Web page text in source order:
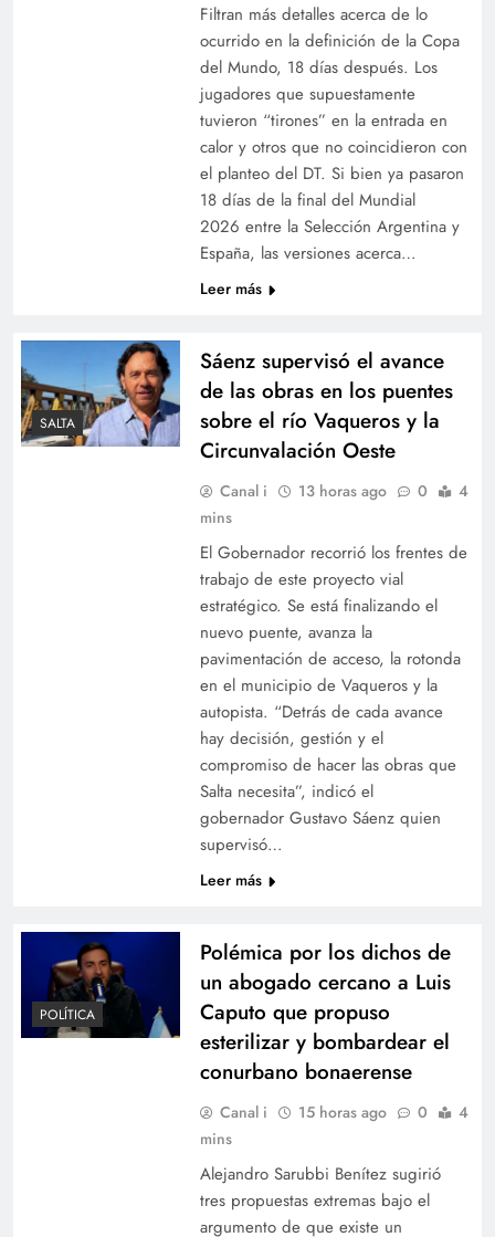
Polémica por los dichos de un abogado
cercano a Luis Caputo que propuso esterilizar y
El papa León XIV no visitará Salta durante su
viaje a la Argentina
Filtran más detalles acerca de lo
ocurrido en la definición de la Copa
del Mundo, 18 días después. Los
jugadores que supuestamente
tuvieron “tirones” en la entrada en
calor y otros que no coincidieron con
el planteo del DT. Si bien ya pasaron
18 días de la final del Mundial
2026 entre la Selección Argentina y
España, las versiones acerca…
Leer más
SALTA
Sáenz supervisó el avance
de las obras en los puentes
sobre el río Vaqueros y la
Circunvalación Oeste
Canal i 13 horas ago 0
4
mins
El Gobernador recorrió los frentes de
trabajo de este proyecto vial
estratégico. Se está finalizando el
nuevo puente, avanza la
pavimentación de acceso, la rotonda
en el municipio de Vaqueros y la
autopista. “Detrás de cada avance
hay decisión, gestión y el
compromiso de hacer las obras que
Salta necesita”, indicó el
gobernador Gustavo Sáenz quien
supervisó…
Leer más
POLÍTICA
Polémica por los dichos de
un abogado cercano a Luis
Caputo que propuso
esterilizar y bombardear el
conurbano bonaerense
Canal i 15 horas ago 0
4
mins
Alejandro Sarubbi Benítez sugirió
tres propuestas extremas bajo el
argumento de que existe un